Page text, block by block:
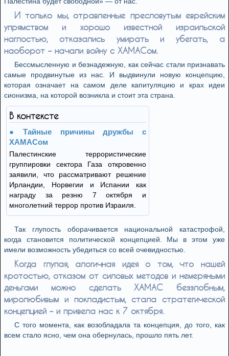
И только мы, отравленные пресловутым еврейским
упрямством и хорошо известной израильской
наглостью, отказались умирать и убегать, а
наоборот – начали войну с ХАМАСом.
Бессмысленную и безнадежную, как сейчас стали признавать
самые продвинутые из нас. И выдвинули новую концепцию,
которая означает на самом деле капитуляцию и крах идеи
сионизма, на которой возникла и стоит эта страна.
В контексте
Тайные причины дружбы с
ХАМАСом
Палестинские террористические
группировки сектора Газа откровенно
заявили, что рассматривают решение
Ирландии, Норвегии и Испании как
награду за резню 7 октября и
многолетний террор против Израиля.
Так глупость оборачивается национальной катастрофой,
когда становится политической концепцией. Мы в этом уже
имели возможность убедиться со всей очевидностью.
Когда глупая, алогичная идея о том, что нашей
кротостью, отказом от силовых методов и немеряными
деньгами можно сделать ХАМАС беззлобным,
миролюбивым и покладистым, стала стратегической
концепцией – и привела нас к 7 октября.
С того момента, как возобладала та концепция, до того, как
всем стало ясно, чем она обернулась, прошло пять лет.